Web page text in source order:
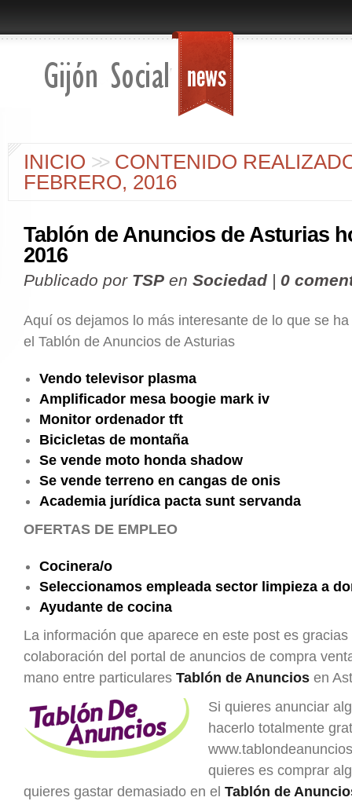
INICIO >> CONTENIDO
FEBRERO, 2016
Tablón de Anuncios de Asturias
2016
Publicado por TSP en Sociedad | 0
Aquí os dejamos lo más interesante de lo que se
el Tablón de Anuncios de Asturias
Vendo televisor plasma
Amplificador mesa boogie mark iv
Monitor ordenador tft
Bicicletas de montaña
Se vende moto honda shadow
Se vende terreno en cangas de onis
Academia jurídica pacta sunt servanda
OFERTAS DE EMPLEO
Cocinera/o
Seleccionamos empleada sector limpieza a
Ayudante de cocina
La información que aparece en este post es gracias
colaboración del portal de anuncios de compra
mano entre particulares Tablón de Anuncios en
Si quieres anunciar
hacerlo totalmente
quieres es comprar
quieres gastar demasiado en el Tablón de